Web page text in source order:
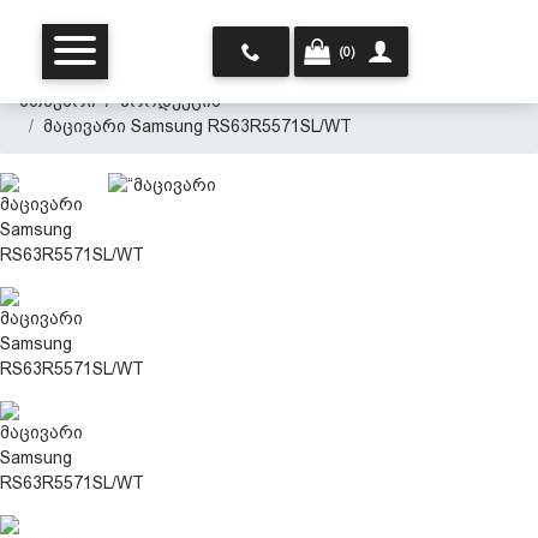
მთავარი
ჩვენ შესახებ
პროდუქცია
(0)
მთავარი
პროდუქცია
მაცივარი Samsung RS63R5571SL/WT